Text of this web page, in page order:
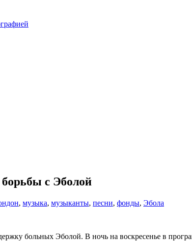
с Эболой
, музыка, музыканты, песни, фонды, Эбола
больных Эболой. В ночь на воскресенье в